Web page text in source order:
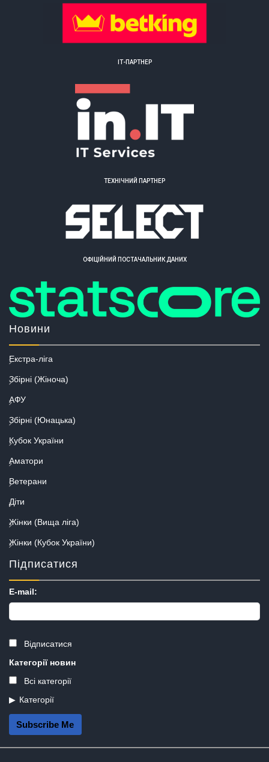
ІТ-ПАРТНЕР
ТЕХНІЧНИЙ ПАРТНЕР
ОФІЦІЙНИЙ ПОСТАЧАЛЬНИК ДАНИХ
Новини
Екстра-ліга
Збірні (Жіноча)
АФУ
Збірні (Юнацька)
Кубок України
Аматори
Ветерани
Діти
Жінки (Вища ліга)
Жінки (Кубок України)
Підписатися
E-mail:
Відписатися
Категорії новин
Всі категорії
Категорії
Subscribe Me